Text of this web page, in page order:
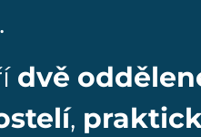
.
dvě
,